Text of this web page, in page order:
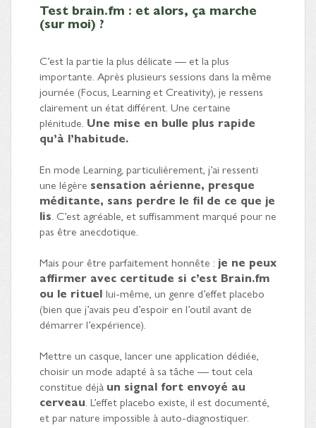
Test brain.fm : et alors, ça marche
(sur moi) ?
C’est la partie la plus délicate — et la plus
importante. Après plusieurs sessions dans la même
journée (Focus, Learning et Creativity), je ressens
clairement un état différent. Une certaine
plénitude. Une mise en bulle plus rapide
qu’à l’habitude.
En mode Learning, particulièrement, j’ai ressenti
une légère sensation aérienne, presque
méditante, sans perdre le fil de ce que je
lis. C’est agréable, et suffisamment marqué pour ne
pas être anecdotique.
Mais pour être parfaitement honnête : je ne peux
affirmer avec certitude si c’est Brain.fm
ou le rituel lui-même, un genre d’effet placebo
(bien que j’avais peu d’espoir en l’outil avant de
démarrer l’expérience).
Mettre un casque, lancer une application dédiée,
choisir un mode adapté à sa tâche — tout cela
constitue déjà un signal fort envoyé au
cerveau. L’effet placebo existe, il est documenté,
et par nature impossible à auto-diagnostiquer.